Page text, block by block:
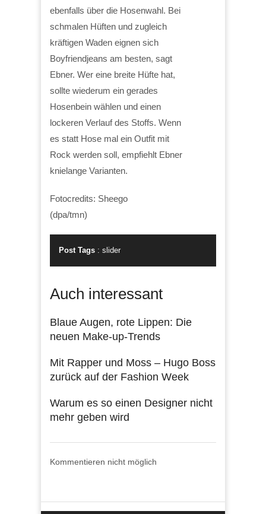
ebenfalls über die Hosenwahl. Bei
schmalen Hüften und zugleich
kräftigen Waden eignen sich
Boyfriendjeans am besten, sagt
Ebner. Wer eine breite Hüfte hat,
sollte wiederum ein gerades
Hosenbein wählen und einen
lockeren Verlauf des Stoffs. Wenn
es statt Hose mal ein Outfit mit
Rock werden soll, empfiehlt Ebner
knielange Varianten.
Fotocredits: Sheego
(dpa/tmn)
Post Tags : slider
Auch interessant
Blaue Augen, rote Lippen: Die
neuen Make-up-Trends
Mit Rapper und Moss – Hugo Boss
zurück auf der Fashion Week
Warum es so einen Designer nicht
mehr geben wird
Kommentieren nicht möglich